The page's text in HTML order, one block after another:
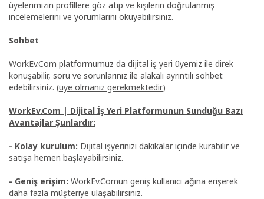
üyelerimizin profillere göz atıp ve kişilerin doğrulanmış
incelemelerini ve yorumlarını okuyabilirsiniz.
Sohbet
WorkEv.Com platformumuz da dijital iş yeri üyemiz ile direk
konuşabilir, soru ve sorunlarınız ile alakalı ayrıntılı sohbet
edebilirsiniz. (üye olmanız gerekmektedir)
WorkEv.Com | Dijital İş Yeri Platformunun Sunduğu Bazı
Avantajlar Şunlardır:
- Kolay kurulum: Dijital işyerinizi dakikalar içinde kurabilir ve
satışa hemen başlayabilirsiniz.
- Geniş erişim: WorkEv.Comun geniş kullanıcı ağına erişerek
daha fazla müşteriye ulaşabilirsiniz.